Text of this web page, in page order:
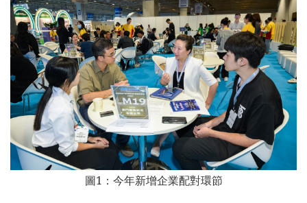
圖1： 今年新增企業配對環節